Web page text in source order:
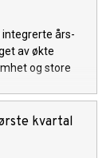
integrerte års-
av økte
og store
kvartal